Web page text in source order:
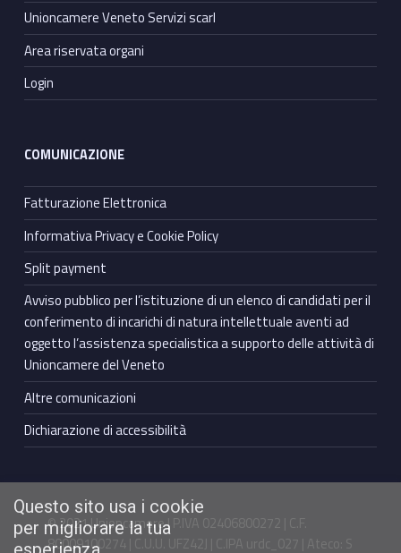
Unioncamere Veneto Servizi scarl
Area riservata organi
Login
COMUNICAZIONE
Fatturazione Elettronica
Informativa Privacy e Cookie Policy
Split payment
Avviso pubblico per l’istituzione di un elenco di candidati per il
conferimento di incarichi di natura intellettuale aventi ad
oggetto l’assistenza specialistica a supporto delle attività di
Unioncamere del Veneto
Altre comunicazioni
Dichiarazione di accessibilità
© 2021 Unioncamere | P.IVA 02406800272 | C.F.
80009100274 | C.U.U. UFZ42J | C.IPA urdc_027 | Ateco: S
Questo sito usa i cookie
per migliorare la tua